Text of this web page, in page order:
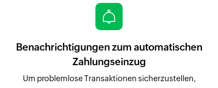
Benachrichtigungen zum automatischen
Zahlungseinzug
Um problemlose Transaktionen sicherzustellen,